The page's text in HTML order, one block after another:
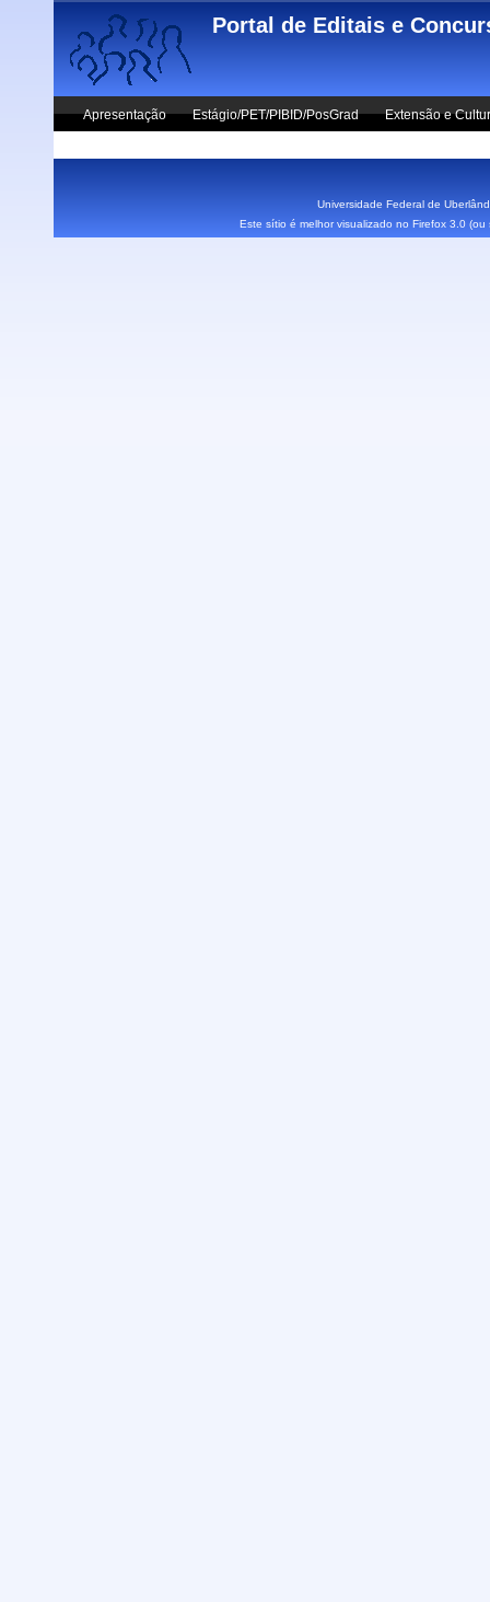
Skip to main content
Portal de Editais e
Apresentação Estágio/PET/PIBID/PosGrad Extensão e
Universidade Federal de
Este sítio é melhor visualizado no Firefox 3.0